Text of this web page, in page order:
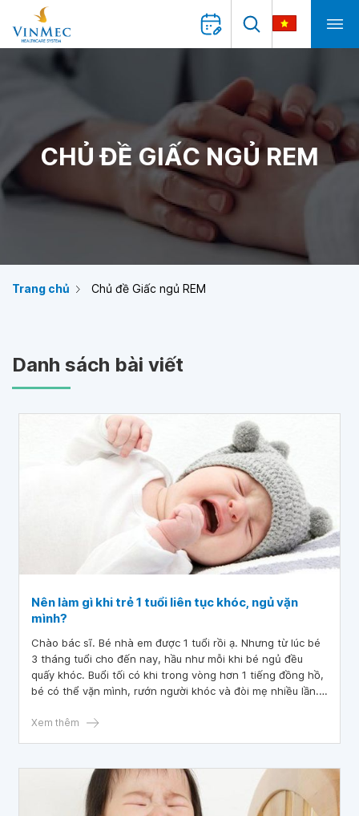
CHỦ ĐỀ GIẤC NGỦ REM
Trang chủ Chủ đề Giấc ngủ REM
Danh sách bài viết
Nên làm gì khi trẻ 1 tuổi liên tục khóc, ngủ vặn
mình?
Chào bác sĩ. Bé nhà em được 1 tuổi rồi ạ. Nhưng từ lúc bé
3 tháng tuổi cho đến nay, hầu như mỗi khi bé ngủ đều
quấy khóc. Buổi tối có khi trong vòng hơn 1 tiếng đồng hồ,
bé có thể vặn mình, rướn người khóc và đòi mẹ nhiều lần.
Xem thêm